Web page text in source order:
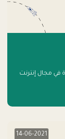
في مجال إنترنت
14-06-2021